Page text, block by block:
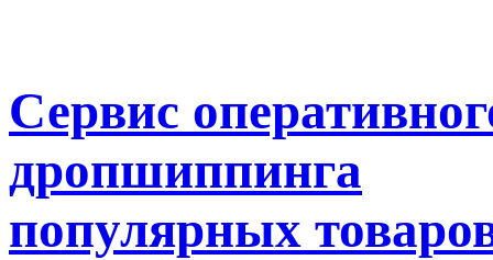
Сервис
дропшиппинга
популярных